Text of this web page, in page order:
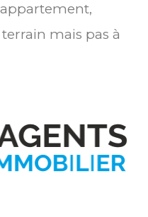
mais pas à